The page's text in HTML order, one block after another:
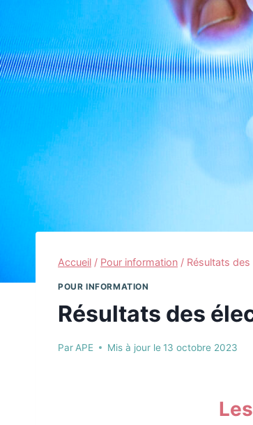
Accueil / Pour information / Résultats
POUR INFORMATION
Résultats des
Par APE Mis à jour le 13 octobre 2023